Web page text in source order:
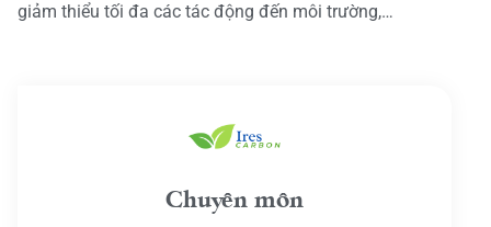
giảm thiểu tối đa các tác động đến môi trường,…
Chuyên môn